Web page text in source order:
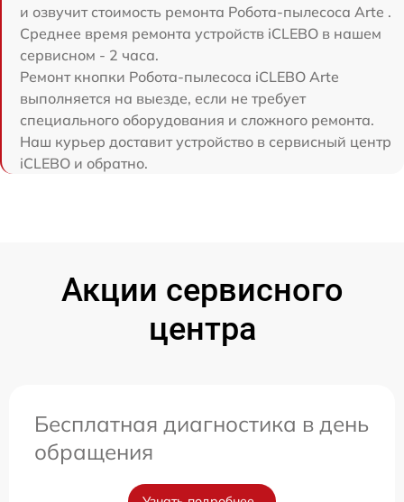
и озвучит стоимость ремонта Робота-пылесоса Arte .
Среднее время ремонта устройств iCLEBO в нашем
сервисном - 2 часа.
Ремонт кнопки Робота-пылесоса iCLEBO Arte
выполняется на выезде, если не требует
специального оборудования и сложного ремонта.
Наш курьер доставит устройство в сервисный центр
iCLEBO и обратно.
Акции сервисного
центра
Бесплатная диагностика в день
обращения